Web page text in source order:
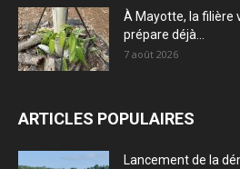
À Mayotte, la filière
prépare déjà...
7 août 2026
ARTICLES POPULAIRES
Lancement de la